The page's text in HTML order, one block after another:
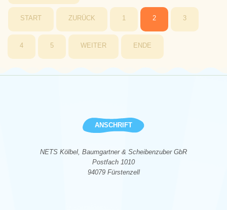
START ZURÜCK 1 2 3
4 5 WEITER ENDE
ANSCHRIFT
NETS Kölbel, Baumgartner & Scheibenzuber GbR
Postfach 1010
94079 Fürstenzell